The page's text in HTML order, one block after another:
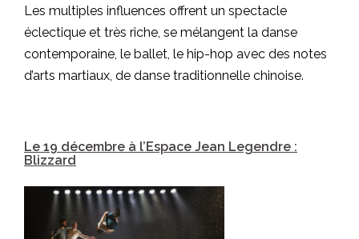
Les multiples influences offrent un spectacle
éclectique et très riche, se mélangent la danse
contemporaine, le ballet, le hip-hop avec des notes
d’arts martiaux, de danse traditionnelle chinoise.
Le 19 décembre à l’Espace Jean Legendre :
Blizzard